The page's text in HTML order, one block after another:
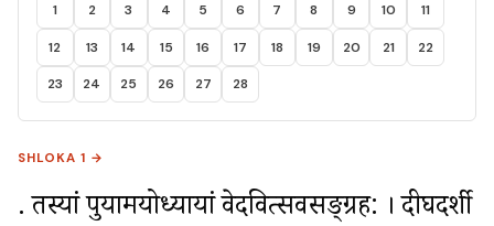
1 2 3 4 5 6 7 8 9 10 11
12 13 14 15 16 17 18 19 20 21 22
23 24 25 26 27 28
SHLOKA 1 →
. तस्यां पुर्यामयोध्यायां वेदवित्सर्वसङ्ग्रह: । दीर्घदर्शी